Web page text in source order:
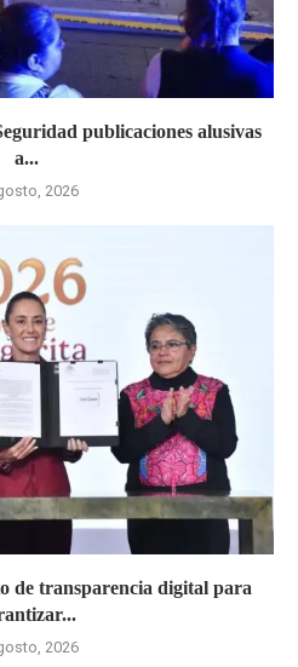
publicaciones alusivas
a...
2026
de transparencia digital para
2026